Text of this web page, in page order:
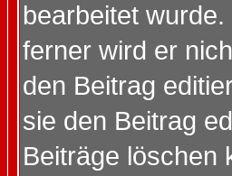
bearbeitet
ferner wird er
den Beitrag
sie den Beitrag
Beiträge löschen